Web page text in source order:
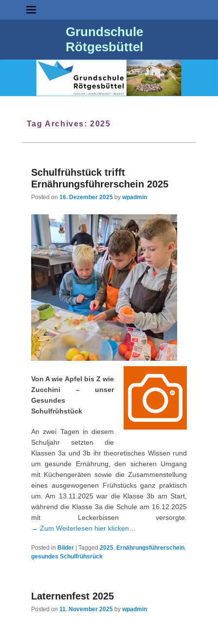
Grundschule
Rötgesbüttel
Tag Archives:2025
Schulfrühstück trifft
Ernährungsführerschein 2025
Posted on 16. Dezember 2025 by wpadmin
Von A wie Apfel bis Z wie
Zucchini – unser
Gesundes
Schulfrühstück
An zwei Tagen in diesem
Schuljahr setzten die
Klassen 3a und 3b ihr theoretisches Wissen rund
um gesunde Ernährung, den sicheren Umgang
mit Küchengeräten sowie die Zusammenstellung
eines ausgewogenen Frühstücks ganz praktisch
um. Am 13.11.2025 war die Klasse 3b am Start,
während die Klasse 3a die Schule am 16.12.2025
mit Leckerbissen versorgte.
→ Zum Weiterlesen hier klicken…
Posted in Bilder | Tagged 2025 Ernährungsführerschein
gesundes Schulfrühsrück
Laternenfest 2025
Posted on 11. November 2025 by wpadmin